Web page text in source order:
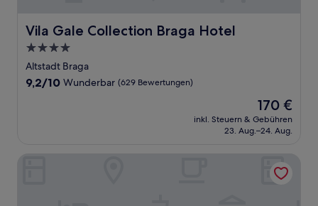
Vila Gale Collection Braga Hotel
Vila Gale Collection Braga Hotel
4.0-
Sterne-
Unterkunft
Altstadt Braga
9.2
9,2/10 Wunderbar (629 Bewertungen)
Der
Preis
beträgt
170 €
inkl. Steuern & Gebühren
23. Aug.–24. Aug.